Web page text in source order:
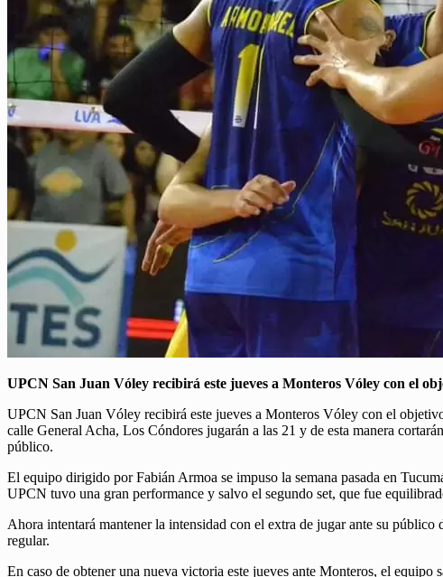
UPCN San Juan Vóley recibirá este jueves a Monteros Vóley con el
UPCN San Juan Vóley recibirá este jueves a Monteros Vóley con el
calle General Acha, Los Cóndores jugarán a las 21 y de esta manera
público.
El equipo dirigido por Fabián Armoa se impuso la semana pasada en
UPCN tuvo una gran performance y salvo el segundo set, que fue
Ahora intentará mantener la intensidad con el extra de jugar ante su
regular.
En caso de obtener una nueva victoria este jueves ante Monteros, el